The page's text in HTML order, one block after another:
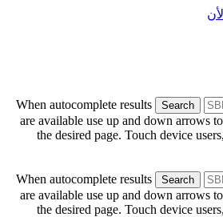
Search
When autocomplete results
are available use up and down arrows
the desired page. Touch device
Search
When autocomplete results
are available use up and down arrows
the desired page. Touch device